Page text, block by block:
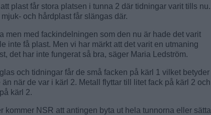
plast får stora platsen i tunna 2 där tidningar varit tills nu.
och hårdplast får slängas där.
men med fackindelningen som den nu är hade det varit
inte få plast. Men vi har märkt att det varit en utmaning
det har inte fungerat så bra, säger Maria Ledström.
och tidningar får de små facken på kärl 1 vilket betyder
när de var i kärl 2. Metall flyttar till litet fack på kärl 2 och
kärl 2.
kommer NSR att antingen byta ut hela tunnorna eller sätta